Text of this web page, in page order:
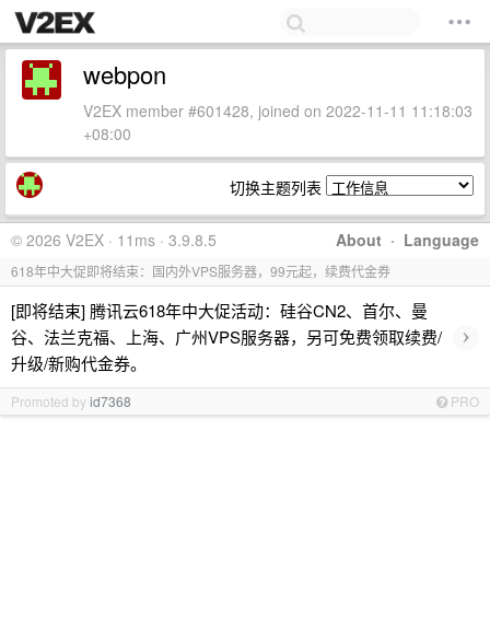
webpon
V2EX member #601428, joined on 2022-11-11 11:18:03
+08:00
切换主题列表
About · Language
© 2026 V2EX · 11ms · 3.9.8.5
618年中大促即将结束：国内外VPS服务器，99元起，续费代金券
[即将结束] 腾讯云618年中大促活动：硅谷CN2、首尔、曼
谷、法兰克福、上海、广州VPS服务器，另可免费领取续费/
升级/新购代金券。
›
Promoted byid7368 PRO